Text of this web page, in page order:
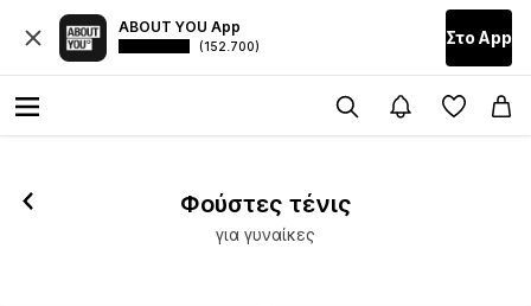
ABOUT YOU App
(152.700) Στο Αpp
Φούστες τένις
για γυναίκες